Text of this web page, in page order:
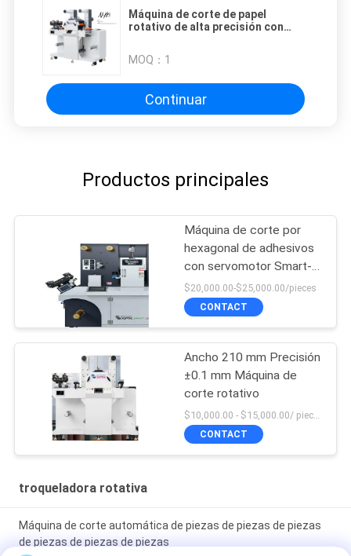
Máquina de corte de papel
rotativo de alta precisión con
elevación automática
MOQ： 1
Continuar
Productos principales
Máquina de corte por
hexagonal de adhesivos
con servomotor Smart-
360
$20,000.00-$25,000.00/pieces
CONTACT
Ancho 210 mm Precisión
±0.1 mm Máquina de
corte rotativo
$10,000.00 - $15,000.00/ piece MOQ:1
CONTACT
troqueladora rotativa
Máquina de corte automática de piezas de piezas de piezas
de piezas de piezas de piezas